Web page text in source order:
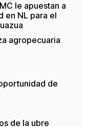
le apuestan a
en NL para el
agropecuaria
de
de la ubre